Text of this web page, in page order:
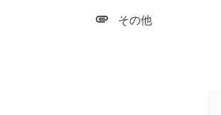
attachment その他